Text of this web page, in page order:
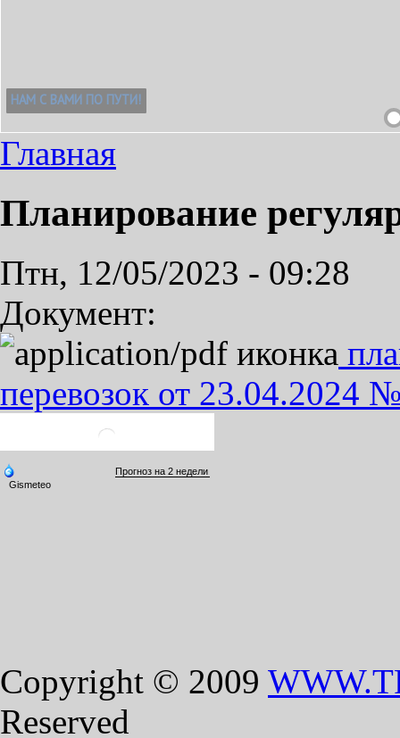
Главная
Планирование
Птн, 12/05/2023 - 09:28
Документ:
перевозок от 23.04.2024
Copyright © 2009
Reserved